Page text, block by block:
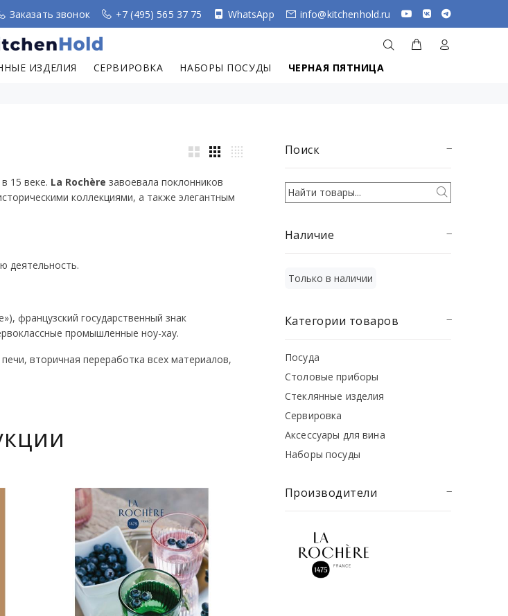
Заказать звонок +7 (495) 565 37 75 WhatsApp info@kitchenhold.ru
ИЗДЕЛИЯ СЕРВИРОВКА НАБОРЫ ПОСУДЫ ЧЕРНАЯ ПЯТНИЦА
Поиск
Наличие
Только в наличии
Категории товаров
Посуда
Столовые приборы
Стеклянные изделия
Сервировка
Аксессуары для вина
Наборы посуды
Производители
15 веке. La Rochère завоевала поклонников
коллекциями, а также элегантным
деятельность.
французский государственный знак
промышленные ноу-хау.
вторичная переработка всех материалов,